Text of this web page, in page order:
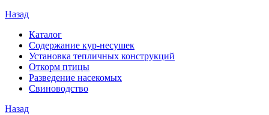
Назад
Каталог
Содержание кур-несушек
Установка тепличных конструкций
Откорм птицы
Разведение насекомых
Свиноводство
Назад